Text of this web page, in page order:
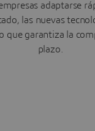
adaptarse
las nuevas
que garantiza la
plazo.